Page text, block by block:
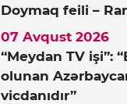
Doymaq feili –
“Meydan TV işi”:
olunan
vicdanıdır”
07 Avqust 2026